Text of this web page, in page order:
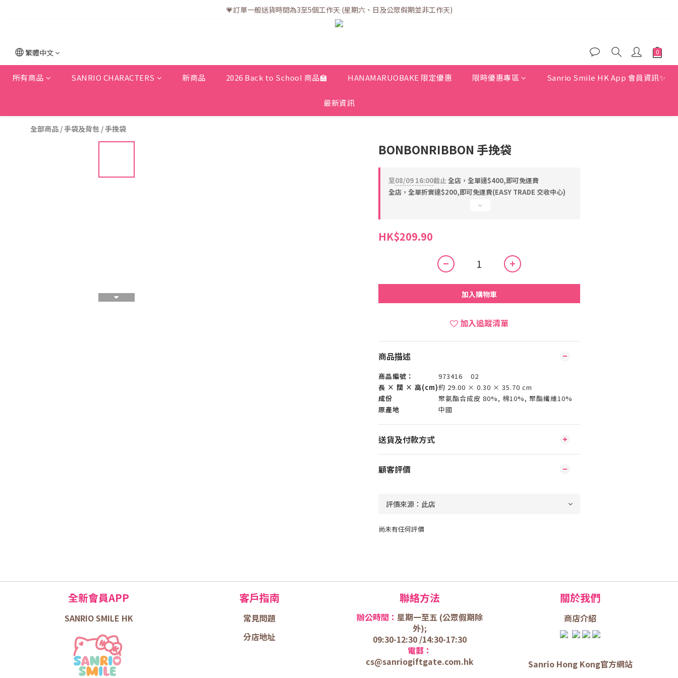
💗訂單一般送貨時間為3至5個工作天 (星期六、日及公眾假期並非工作天)
💗訂單一般送貨時間為3至5個工作天 (星期六、日及公眾假期並非工作天)
💗折實滿$400免運費 | 滿$200免自取點運費
💗訂單一般送貨時間為3至5個工作天 (星期六、日及公眾假期並非工作天)
繁體中文
所有商品 SANRIO CHARACTERS 新商品 2026 Back to School 商品🏫 HANAMARUOBAKE 限定優惠 限時優惠專區 Sanrio Smile HK App 會員資訊✨
最新資訊
全部商品 /手袋及背包 /手挽袋
BONBONRIBBON 手挽袋
至08/09 16:00截止全店，全單達$400,即可免運費
全店，全單折實達$200,即可免運費(EASY TRADE 交收中心)
HK$209.90
加入購物車
加入追蹤清單
商品描述
商品編號：
973416 02
長 × 闊 × 高(cm)約 29.00 × 0.30 × 35.70 cm
成份
聚氨酯合成皮 80%, 棉10%, 聚酯纖維10%
原產地
中國
送貨及付款方式
顧客評價
尚未有任何評價
全新會員APP
SANRIO SMILE HK
客戶指南
常見問題
分店地址
聯絡方法
辦公時間： 星期一至五 (公眾假期除
外);
09:30-12:30 /14:30-17:30
電郵：
cs@sanriogiftgate.com.hk
關於我們
商店介紹
Sanrio Hong Kong官方網站